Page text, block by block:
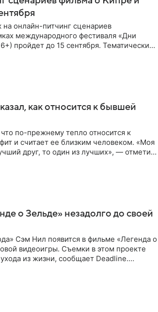
онлайн-питчинг сценариев
международного фестиваля «Дни
пройдет до 15 сентября. Тематически
как относится к бывшей
по-прежнему тепло относится к
и считает ее близким человеком. «Моя
друг, то один из лучших», — отметил
о Зельде» незадолго до своей
Сэм Нил появится в фильме «Легенда о
видеоигры. Съемки в этом проекте
из жизни, сообщает Deadline.